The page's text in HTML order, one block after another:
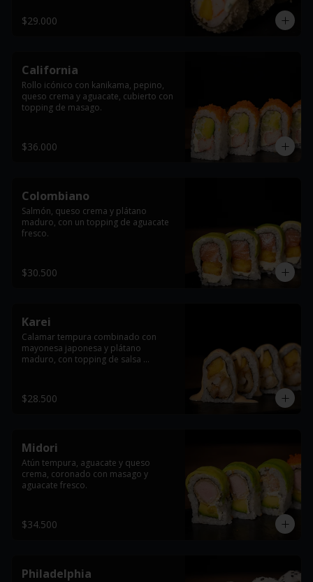
$29.000
California
Rollo icónico con kanikama, pepino,
queso crema y aguacate, cubierto con
topping de masago.
$36.000
Colombiano
Salmón, queso crema y plátano
maduro, con un topping de aguacate
fresco.
$30.500
Karei
Calamar tempura combinado con
mayonesa japonesa y plátano
maduro, con topping de salsa
$28.500
Midori
Atún tempura, aguacate y queso
crema, coronado con masago y
aguacate fresco.
$34.500
Philadelphia